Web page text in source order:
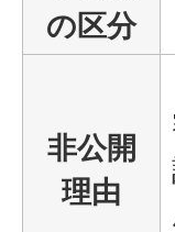
の区分
非公開
理由